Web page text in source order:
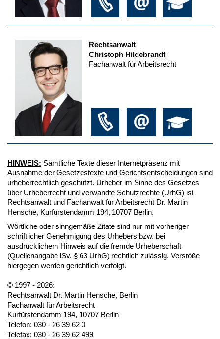
Rechtsanwalt
Christoph Hildebrandt
Fachanwalt für Arbeitsrecht
HINWEIS: Sämtliche Texte dieser Internetpräsenz mit
Ausnahme der Gesetzestexte und Gerichtsentscheidungen sind
urheberrechtlich geschützt. Urheber im Sinne des Gesetzes
über Urheberrecht und verwandte Schutzrechte (UrhG) ist
Rechtsanwalt und Fachanwalt für Arbeitsrecht Dr. Martin
Hensche, Kurfürstendamm 194, 10707 Berlin.
Wörtliche oder sinngemäße Zitate sind nur mit vorheriger
schriftlicher Genehmigung des Urhebers bzw. bei
ausdrücklichem Hinweis auf die fremde Urheberschaft
(Quellenangabe iSv. § 63 UrhG) rechtlich zulässig. Verstöße
hiergegen werden gerichtlich verfolgt.
© 1997 - 2026:
Rechtsanwalt Dr. Martin Hensche, Berlin
Fachanwalt für Arbeitsrecht
Kurfürstendamm 194, 10707 Berlin
Telefon: 030 - 26 39 62 0
Telefax: 030 - 26 39 62 499